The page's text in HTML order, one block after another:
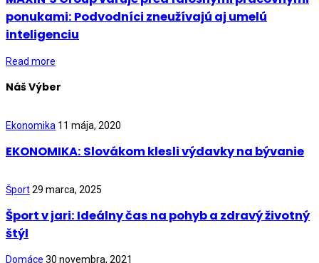
ponukami: Podvodníci zneužívajú aj umelú
inteligenciu
Read more
Náš Výber
Ekonomika 11 mája, 2020
EKONOMIKA: Slovákom klesli výdavky na bývanie
Šport29 marca, 2025
Šport v jari: Ideálny čas na pohyb a zdravý životný
štýl
Domáce 30 novembra, 2021